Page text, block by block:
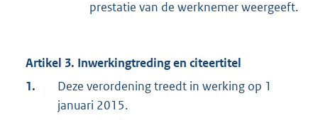
prestatie van de werknemer weergeeft.
Artikel 3. Inwerkingtreding en citeertitel
1.
Deze verordening treedt in werking op 1
januari 2015.